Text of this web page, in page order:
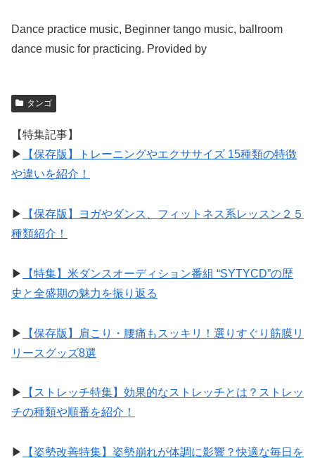
Dance practice music, Beginner tango music, ballroom
dance music for practicing. Provided by
タンゴ
【特集記事】
▶︎
【保存版】トレーニングやエクササイズ 15種類の特徴
や違いを紹介！
▶︎
【保存版】ヨガやダンス、フィットネス系レッスン２５
種類紹介！
▶︎
【特集】米ダンスオーディション番組 “SYTYCD”の歴
史と全盛期の魅力を振り返る
▶︎
【保存版】肩こり・腰痛もスッキリ！選りすぐり筋膜リ
リースグッズ8選
▶︎
【ストレッチ特集】効果的なストレッチとは？ストレッ
チの種類や順番を紹介！
▶︎ 【姿勢改善特集】姿勢崩れが体調に影響？快適な毎日を